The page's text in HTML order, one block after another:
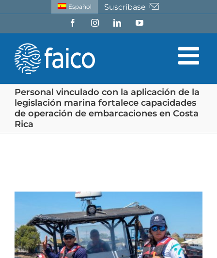
contenido
Español Suscríbase
FacebookInstagramLinkedInYouTube
Personal vinculado con la aplicación de la
legislación marina fortalece capacidades
de operación de embarcaciones en Costa
Rica
más
grande